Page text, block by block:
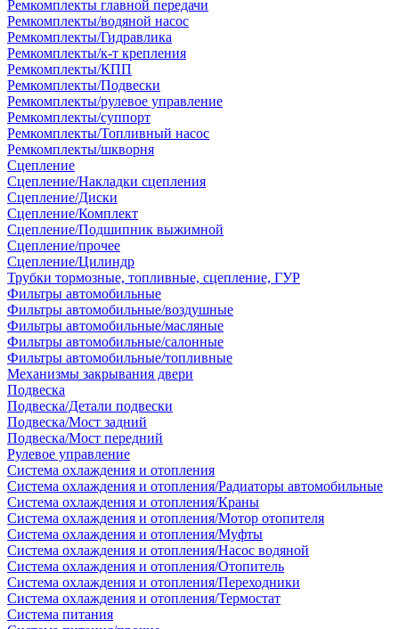
Ремкомплекты главной передачи
Ремкомплекты/водяной насос
Ремкомплекты/Гидравлика
Ремкомплекты/к-т крепления
Ремкомплекты/КПП
Ремкомплекты/Подвески
Ремкомплекты/рулевое управление
Ремкомплекты/суппорт
Ремкомплекты/Топливный насос
Ремкомплекты/шкворня
Сцепление
Сцепление/Накладки сцепления
Сцепление/Диски
Сцепление/Комплект
Сцепление/Подшипник выжимной
Сцепление/прочее
Сцепление/Цилиндр
Трубки тормозные, топливные, сцепление, ГУР
Фильтры автомобильные
Фильтры автомобильные/воздушные
Фильтры автомобильные/масляные
Фильтры автомобильные/салонные
Фильтры автомобильные/топливные
Механизмы закрывания двери
Подвеска
Подвеска/Детали подвески
Подвеска/Мост задний
Подвеска/Мост передний
Рулевое управление
Система охлаждения и отопления
Система охлаждения и отопления/Радиаторы автомобильные
Система охлаждения и отопления/Краны
Система охлаждения и отопления/Мотор отопителя
Система охлаждения и отопления/Муфты
Система охлаждения и отопления/Насос водяной
Система охлаждения и отопления/Отопитель
Система охлаждения и отопления/Переходники
Система охлаждения и отопления/Термостат
Система питания